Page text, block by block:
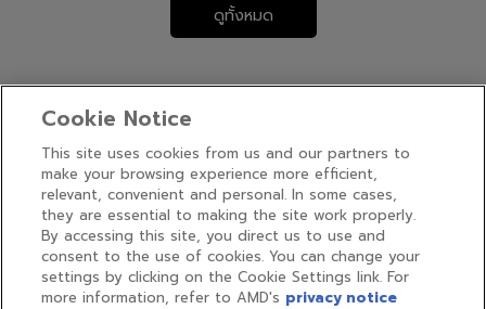
ดูทั้งหมด
Find us on:
Cookie Notice
This site uses cookies from us and our partners to
make your browsing experience more efficient,
relevant, convenient and personal. In some cases,
they are essential to making the site work properly.
By accessing this site, you direct us to use and
consent to the use of cookies. You can change your
settings by clicking on the Cookie Settings link. For
more information, refer to AMD's privacy notice